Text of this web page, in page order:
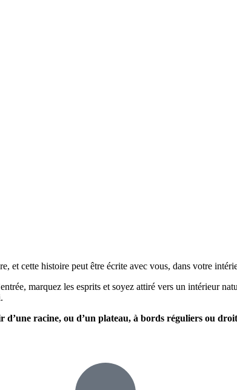
et cette histoire peut être écrite avec vous, dans votre
marquez les esprits et soyez attiré vers un intérieur
racine, ou d’un plateau, à bords réguliers ou